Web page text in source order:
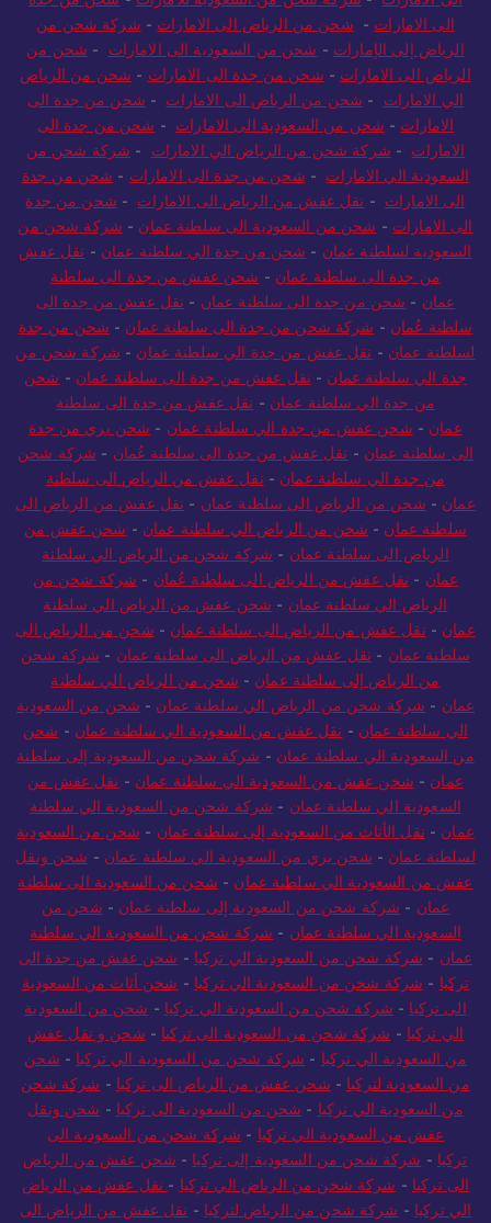
الى الامارات - شحن من الرياض الى الامارات - شركة شحن من
الرياض إلى الإمارات - شحن من السعودية الى الامارات - شحن من
الرياض الى الامارات - شحن من جدة الى الامارات - شحن من الرياض
الي الامارات - شحن من الرياض الى الامارات - شحن من جدة الى
الامارات - شحن من السعودية الى الامارات - شحن من جدة الى
الامارات - شركة شحن من الرياض الي الامارات - شركة شحن من
السعودية الي الامارات - شحن من جدة الى الامارات - شحن من جدة
الى الامارات - نقل عفش من الرياض الى الامارات - شحن من جدة
الى الامارات - شحن من السعودية الى سلطنة عمان - شركة شحن من
السعودية لسلطنة عمان - شحن من جدة الي سلطنة عمان - نقل عفش
من جدة الى سلطنة عمان - شحن عفش من جدة الى سلطنة
عمان - شحن من جدة الى سلطنة عمان - نقل عفش من جدة الى
سلطنة عُمان - شركة شحن من جدة الى سلطنة عمان - شحن من جدة
لسلطنة عمان - نقل عفش من جدة الي سلطنة عمان - شركة شحن من
جدة الي سلطنة عمان - نقل عفش من جدة الى سلطنة عمان - شحن
من جدة الي سلطنة عمان - نقل عفش من جدة الى سلطنة
عمان - شحن عفش من جدة الي سلطنة عمان - شحن بري من جدة
الى سلطنة عمان - نقل عفش من جدة الى سلطنة عُمان - شركة شحن
من جدة الي سلطنة عمان - نقل عفش من الرياض الى سلطنة
عمان - شحن من الرياض الى سلطنة عمان - نقل عفش من الرياض الى
سلطنة عمان - شحن من الرياض الي سلطنة عمان - شحن عفش من
الرياض الى سلطنة عمان - شركة شحن من الرياض الي سلطنة
عمان - نقل عفش من الرياض الى سلطنة عُمان - شركة شحن من
الرياض الي سلطنة عمان - شحن عفش من الرياض الي سلطنة
عمان - نقل عفش من الرياض الى سلطنة عمان - شحن من الرياض الى
سلطنة عمان - نقل عفش من الرياض الى سلطنة عمان - شركة شحن
من الرياض إلى سلطنة عمان - شحن من الرياض الي سلطنة
عمان - شركة شحن من الرياض الي سلطنة عمان - شحن من السعودية
الي سلطنة عمان - نقل عفش من السعودية الي سلطنة عمان - شحن
من السعودية الي سلطنة عمان - شركة شحن من السعودية إلى سلطنة
عمان - شحن عفش من السعودية الي سلطنة عمان - نقل عفش من
السعودية الي سلطنة عمان - شركة شحن من السعودية الي سلطنة
عمان - نقل الأثاث من السعودية إلى سلطنة عمان - شحن من السعودية
لسلطنة عمان - شحن بري من السعودية الي سلطنة عمان - شحن ونقل
عفش من السعودية الي سلطنة عمان - شحن من السعودية الى سلطنة
عمان - شركة شحن من السعودية إلى سلطنة عمان - شحن من
السعودية الي سلطنة عمان - شركة شحن من السعودية الي سلطنة
عمان - شركة شحن من السعودية الي تركيا - شحن عفش من جدة الى
تركيا - شركة شحن من السعودية الي تركيا - شحن أثاث من السعودية
الى تركيا - شركة شحن من السعودية الي تركيا - شحن من السعودية
الي تركيا - شركة شحن من السعودية الى تركيا - شحن و نقل عفش
من السعودية الي تركيا - شركة شحن من السعودية الي تركيا - شحن
من السعودية لتركيا - شحن عفش من الرياض الى تركيا - شركة شحن
من السعودية الي تركيا - شحن من السعودية الى تركيا - شحن ونقل
عفش من السعودية الي تركيا - شركة شحن من السعودية الى
تركيا - شركة شحن من السعودية إلى تركيا - شحن عفش من الرياض
الى تركيا - شركة شحن من الرياض الي تركيا - نقل عفش من الرياض
الي تركيا - شركة شحن من الرياض لتركيا - نقل عفش من الرياض الى